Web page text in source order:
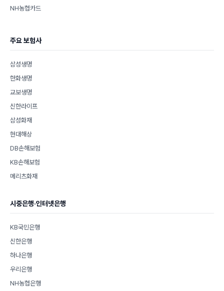
NH농협카드
주요 보험사
삼성생명
한화생명
교보생명
신한라이프
삼성화재
현대해상
DB손해보험
KB손해보험
메리츠화재
시중은행·인터넷은행
KB국민은행
신한은행
하나은행
우리은행
NH농협은행